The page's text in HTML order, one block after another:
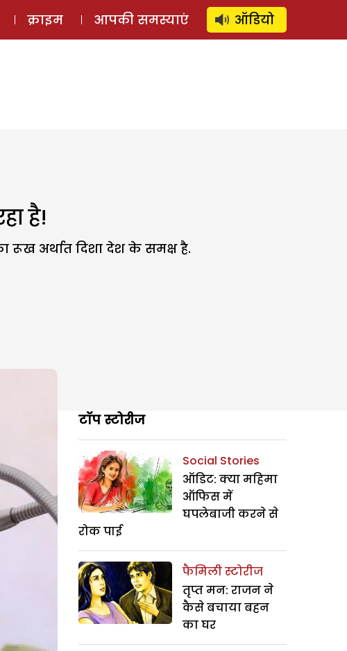
ऑडियो स्टोरी लॉग इन ⚲ SUBSCRIBE
क्राइम आपकी समस्याएं ऑडियो
है!
अर्थात दिशा देश के समक्ष है.
टॉप स्टोरीज
Social Stories
ऑडिट: क्या महिमा
ऑफिस में
घपलेबाजी करने से
रोक पाई
फैमिली स्टोरीज
तृप्त मन: राजन ने
कैसे बचाया बहन
का घर